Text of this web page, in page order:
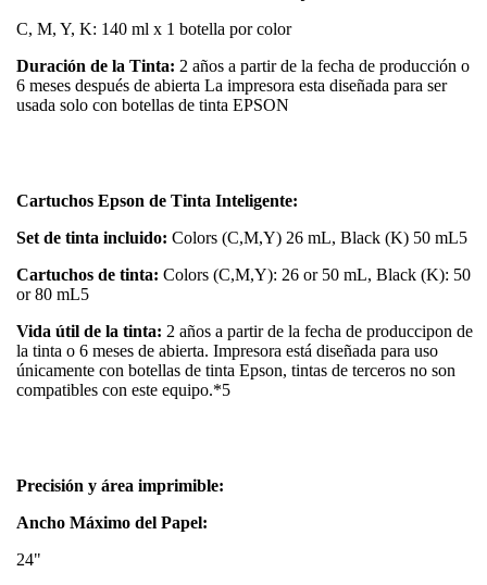
C, M, Y, K: 140 ml x 1 botella por color
Duración de la Tinta: 2 años a partir de la fecha de producción o
6 meses después de abierta La impresora esta diseñada para ser
usada solo con botellas de tinta EPSON
Cartuchos Epson de Tinta Inteligente:
Set de tinta incluido: Colors (C,M,Y) 26 mL, Black (K) 50 mL5
Cartuchos de tinta: Colors (C,M,Y): 26 or 50 mL, Black (K): 50
or 80 mL5
Vida útil de la tinta: 2 años a partir de la fecha de produccipon de
la tinta o 6 meses de abierta. Impresora está diseñada para uso
únicamente con botellas de tinta Epson, tintas de terceros no son
compatibles con este equipo.*5
Precisión y área imprimible:
Ancho Máximo del Papel:
24"